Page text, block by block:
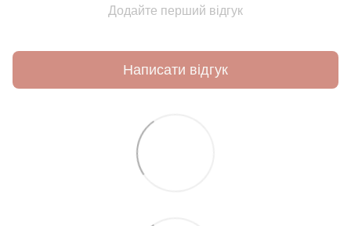
Додайте перший відгук
Написати відгук